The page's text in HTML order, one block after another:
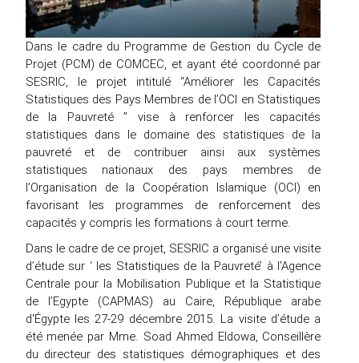
Dans le cadre du Programme de Gestion du Cycle de
Projet (PCM) de COMCEC, et ayant été coordonné par
SESRIC, le projet intitulé “Améliorer les Capacités
Statistiques des Pays Membres de l’OCI en Statistiques
de la Pauvreté ” vise à renforcer les capacités
statistiques dans le domaine des statistiques de la
pauvreté et de contribuer ainsi aux systèmes
statistiques nationaux des pays membres de
l’Organisation de la Coopération Islamique (OCI) en
favorisant les programmes de renforcement des
capacités y compris les formations à court terme.
Dans le cadre de ce projet, SESRIC a organisé une visite
d’étude sur ‘ les Statistiques de la Pauvreté’ à l’Agence
Centrale pour la Mobilisation Publique et la Statistique
de l’Egypte (CAPMAS) au Caire, République arabe
d'Égypte les 27-29 décembre 2015. La visite d’étude a
été menée par Mme. Soad Ahmed Eldowa, Conseillère
du directeur des statistiques démographiques et des